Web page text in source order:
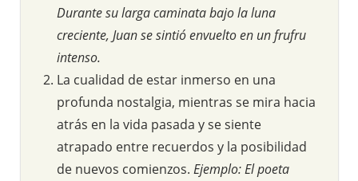
Durante su larga caminata bajo la luna
creciente, Juan se sintió envuelto en un frufru
intenso.
La cualidad de estar inmerso en una
profunda nostalgia, mientras se mira hacia
atrás en la vida pasada y se siente
atrapado entre recuerdos y la posibilidad
de nuevos comienzos. Ejemplo: El poeta